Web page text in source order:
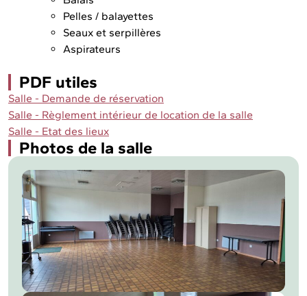
Pelles / balayettes
Seaux et serpillères
Aspirateurs
PDF utiles
Salle - Demande de réservation
Salle - Règlement intérieur de location de la salle
Salle - Etat des lieux
Photos de la salle